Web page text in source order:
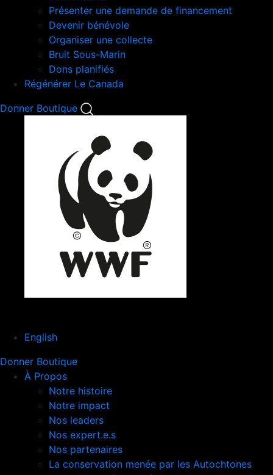
Présenter une demande de financement
Devenir bénévole
Organiser une collecte
Bruit Sous-Marin
Dons planifiés
Régénérer Le Canada
Donner Boutique
English
Donner Boutique
À Propos
Notre histoire
Notre impact
Nos leaders
Nos expert.e.s
Nos partenaires
La conservation menée par les Autochtones